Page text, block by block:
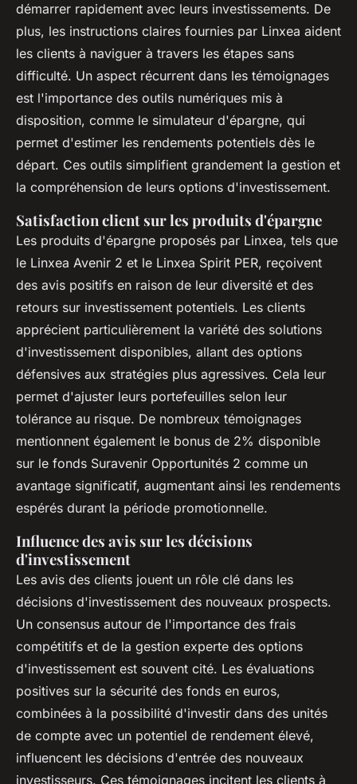
démarrer rapidement avec leurs investissements. De
plus, les instructions claires fournies par Linxea aident
les clients à naviguer à travers les étapes sans
difficulté. Un aspect récurrent dans les témoignages
est l'importance des outils numériques mis à
disposition, comme le simulateur d'épargne, qui
permet d'estimer les rendements potentiels dès le
départ. Ces outils simplifient grandement la gestion et
la compréhension de leurs options d'investissement.
Satisfaction client sur les produits d'épargne
Les produits d'épargne proposés par Linxea, tels que
le Linxea Avenir 2 et le Linxea Spirit PER, reçoivent
des avis positifs en raison de leur diversité et des
retours sur investissement potentiels. Les clients
apprécient particulièrement la variété des solutions
d'investissement disponibles, allant des options
défensives aux stratégies plus agressives. Cela leur
permet d'ajuster leurs portefeuilles selon leur
tolérance au risque. De nombreux témoignages
mentionnent également le bonus de 2% disponible
sur le fonds Suravenir Opportunités 2 comme un
avantage significatif, augmentant ainsi les rendements
espérés durant la période promotionnelle.
Influence des avis sur les décisions
d'investissement
Les avis des clients jouent un rôle clé dans les
décisions d'investissement des nouveaux prospects.
Un consensus autour de l'importance des frais
compétitifs et de la gestion experte des options
d'investissement est souvent cité. Les évaluations
positives sur la sécurité des fonds en euros,
combinées à la possibilité d'investir dans des unités
de compte avec un potentiel de rendement élevé,
influencent les décisions d'entrée des nouveaux
investisseurs. Ces témoignages incitent les clients à